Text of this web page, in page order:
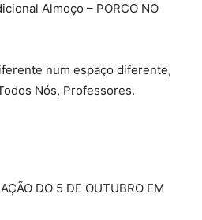
Almoço – PORCO NO
num espaço diferente,
Nós, Professores.
DO 5 DE OUTUBRO EM